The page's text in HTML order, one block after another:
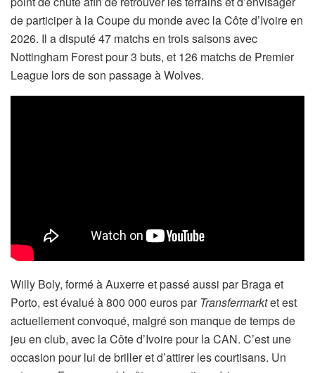
de participer à la Coupe du monde avec la Côte d’Ivoire en
2026. Il a disputé 47 matchs en trois saisons avec
Nottingham Forest pour 3 buts, et 126 matchs de Premier
League lors de son passage à Wolves.
Willy Boly, formé à Auxerre et passé aussi par Braga et
Porto, est évalué à 800 000 euros par Transfermarktet est
actuellement convoqué, malgré son manque de temps de
jeu en club, avec la Côte d’Ivoire pour la CAN. C’est une
occasion pour lui de briller et d’attirer les courtisans. Un